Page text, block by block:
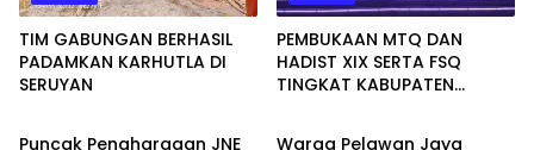
TIM GABUNGAN BERHASIL
PADAMKAN KARHUTLA DI
SERUYAN
PEMBUKAAN MTQ DAN
HADIST XIX SERTA FSQ
TINGKAT KABUPATEN
Batam
Puncak Penghargaan JNE
WAHANA
Warga Pelawan Jaya